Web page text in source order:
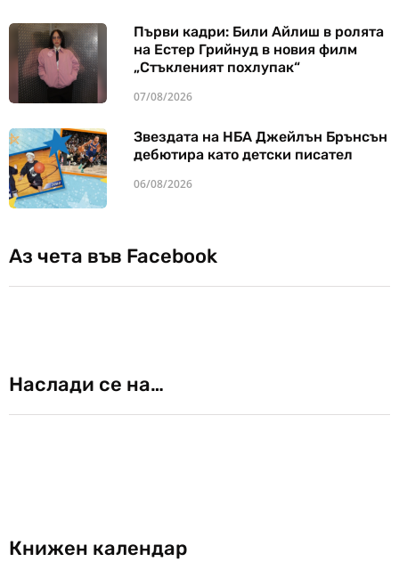
Първи кадри: Били Айлиш в ролята
на Естер Грийнуд в новия филм
„Стъкленият похлупак“
07/08/2026
Звездата на НБА Джейлън Брънсън
дебютира като детски писател
06/08/2026
Аз чета във Facebook
Наслади се на…
Книжен календар